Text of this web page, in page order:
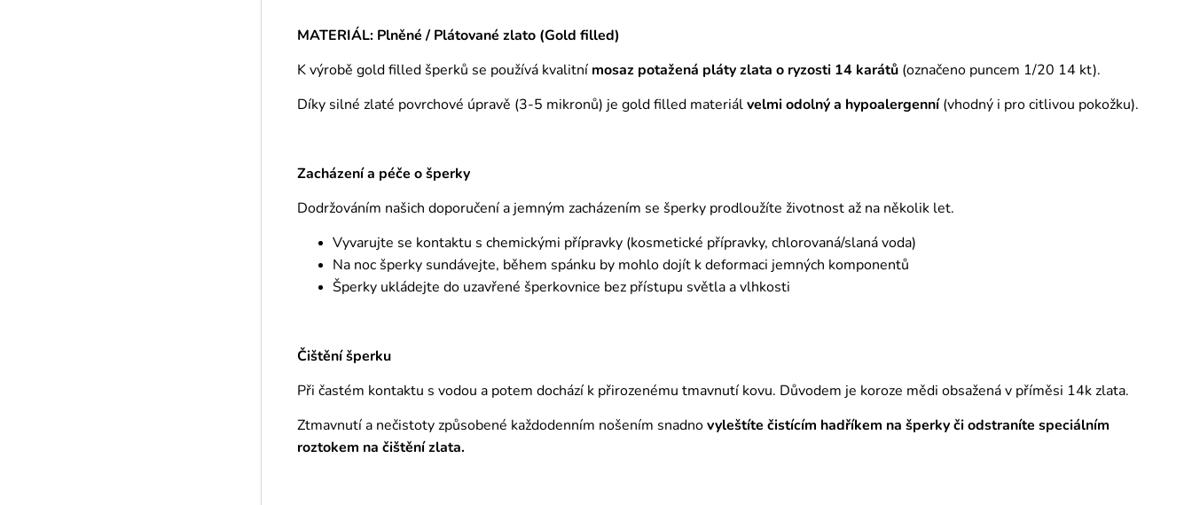
MATERIÁL: Plněné / Plátované zlato (Gold filled)
K výrobě gold filled šperků se používá kvalitní mosaz potažená pláty zlata o ryzosti 14 karátů (označeno puncem 1/20 14 kt).
Díky silné zlaté povrchové úpravě (3-5 mikronů) je gold filled materiálvelmi odolný a hypoalergenní(vhodný i pro citlivou pokožku).
Zacházení a péče o šperky
Dodržováním našich doporučení a jemným zacházením se šperky prodloužíte životnost až na několik let.
Vyvarujte se kontaktu s chemickými přípravky (kosmetické přípravky, chlorovaná/slaná voda)
Na noc šperky sundávejte, během spánku by mohlo dojít k deformaci jemných komponentů
Šperky ukládejte do uzavřené šperkovnice bez přístupu světla a vlhkosti
Čištění šperku
Při častém kontaktu s vodou a potem dochází k přirozenému tmavnutí kovu. Důvodem je koroze mědi obsažená v příměsi 14k zlata.
Ztmavnutí a nečistoty způsobené každodenním nošením snadnovyleštíte čistícím hadříkem na šperky či odstraníte speciálním
roztokem na čištění zlata.